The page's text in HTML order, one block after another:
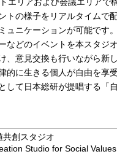
トの様子をリアルタイムで
ュニケーションが可能です。
どのイベントを本スタジ
、意見交換も行いながら新
的に生きる個人が自由を享
して日本総研が提唱する「
共創スタジオ
Studio for Social Values